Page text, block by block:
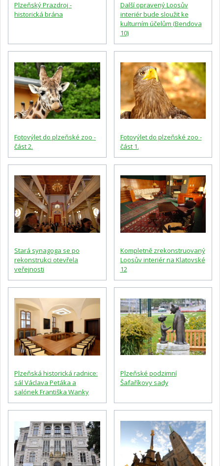
Plzeňský Prazdroj -
historická brána
Další opravený Loosův
interiér bude sloužit ke
kulturním účelům (Bendova
10)
Fotovýlet do plzeňské zoo -
část 2.
Fotovýlet do plzeňské zoo -
část 1.
Stará synagoga se po
rekonstrukci otevřela
veřejnosti
Kompletně zrekonstruovaný
Loosův interiér na Klatovské
12
Plzeňská historická radnice:
sál Václava Petáka a
salónek Františka Wanky
Plzeňské podzimní
Šafaříkovy sady